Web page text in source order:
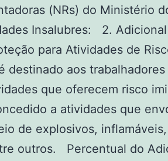
(NRs) do Ministério
Insalubres: 2.
para Atividades de
destinado aos trabalhadores
que oferecem risco
a atividades que
de explosivos,
outros. Percentual do